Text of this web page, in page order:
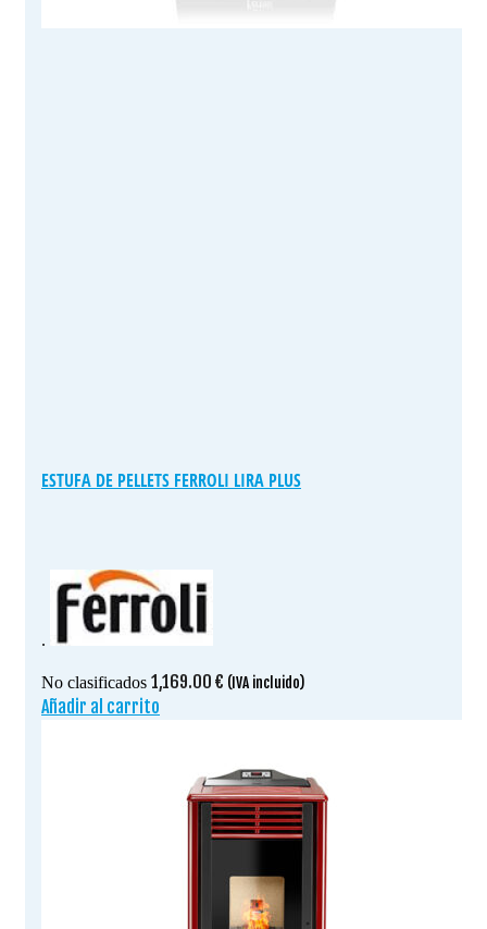
ESTUFA DE PELLETS FERROLI LIRA PLUS
.
No clasificados 1,169.00 € (IVA incluido)
Añadir al carrito